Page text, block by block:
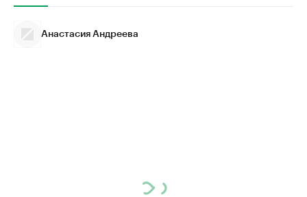
Анастасия Андреева